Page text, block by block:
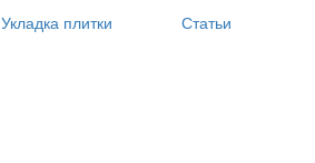
Укладка плитки Статьи